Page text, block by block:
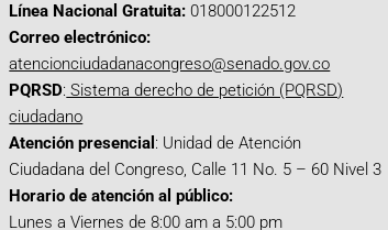
Línea Nacional Gratuita: 018000122512
Correo electrónico:
atencionciudadanacongreso@senado.gov.co
PQRSD: Sistema derecho de petición (PQRSD)
ciudadano
Atención presencial : Unidad de Atención
Ciudadana del Congreso, Calle 11 No. 5 – 60 Nivel 3
Horario de atención al público:
Lunes a Viernes de 8:00 am a 5:00 pm